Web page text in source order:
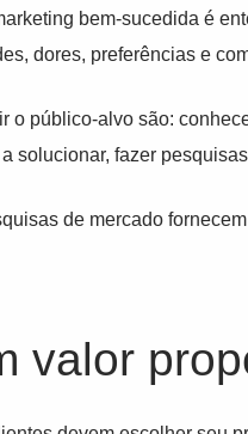
bem-sucedida é
dores, preferências e
o público-alvo são:
solucionar, fazer
de mercado
valor